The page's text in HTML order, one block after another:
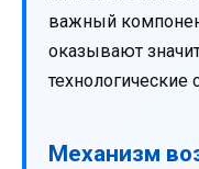
важный
оказывают
технологические
Механизм